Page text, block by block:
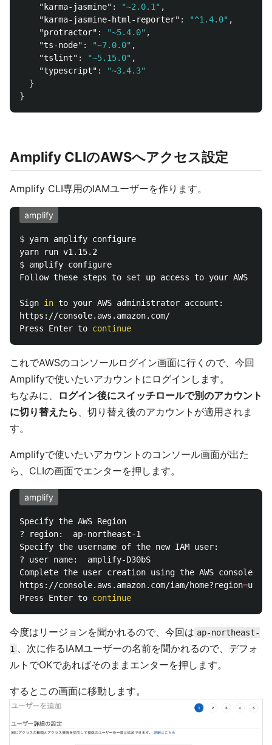
"karma-jasmine" : "~2.0.1" ,
"karma-jasmine-html-reporter" : "^1.4.0" ,
"protractor" : "~5.4.0" ,
"ts-node" : "~7.0.0" ,
"tslint" : "~5.15.0" ,
"typescript" :
"~3.4.3"
}
}
Amplify CLIのAWSへアクセス設定
Amplify CLI専用のIAMユーザーを作ります。
amplify
$ yarn amplify configure
$ amplify configure
Follow these steps to set up access to your AWS
Sign in to your AWS administrator account:
https://console.aws.amazon.com/
Press Enter to continue
これでAWSのコンソールログイン画面に行くので、今回
Amplifyで使いたいアカウントにログインします。
ちなみに、
ログイン後にスイッチロールで別のアカウント
に切り替えたら 、切り替え後のアカウントが適用されま
す。
Amplifyで使いたいアカウントのコンソール画面が出た
ら、CLIの画面でエンターを押します。
amplify
Specify the AWS Region
? region:  ap-northeast-1
Specify the username of the new IAM user:
? user name:  amplify-D30bS
Complete the user creation using the AWS console
https://console.aws.amazon.com/iam/home?region=
Press Enter to continue
今度はリージョンを聞かれるので、今回は ap-northeast-
1 、次に作るIAMユーザーの名前を聞かれるので、デフォ
ルトでOKであればそのままエンターを押します。
するとこの画面に移動します。